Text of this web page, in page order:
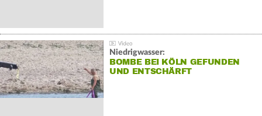
Niedrigwasser:
BOMBE BEI KÖLN GEFUNDEN
UND ENTSCHÄRFT